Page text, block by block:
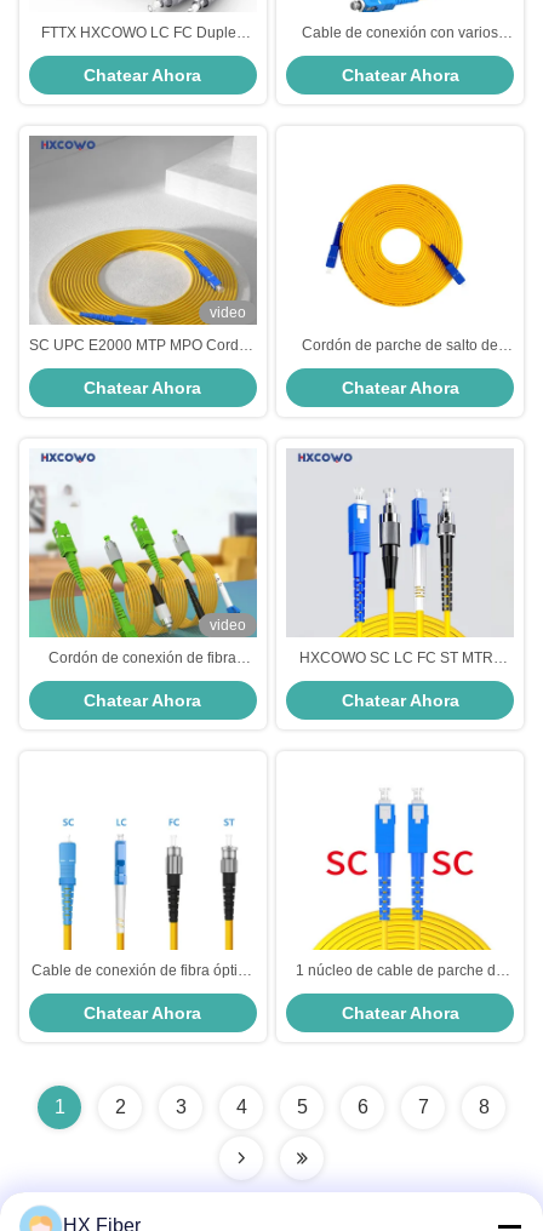
FTTX HXCOWO LC FC Duplex
OM3 OM4 Jumper 50/125um
Cable de parche de fibra óptica
multimodo
Chatear Ahora
Cable de conexión con varios
modos de funcionamiento a dos
caras de la fibra óptica del cable
de puente OM3 de SC/UPC-
Chatear Ahora
video
SC UPC E2000 MTP MPO Cordón
de parche de fibra óptica blindado
para longitud de onda
850nm/1310nm/1550nm
Chatear Ahora
Cordón de parche de salto de
modo único y multi-modo SC-SC
Armadura Cordón de parche de
fibra óptica para FTTH
Chatear Ahora
video
Cordón de conexión de fibra
óptica de 1 núcleo HXCOWO
SC/FC/LC/ST de pequeñas
pérdidas APC/UPC 9/125 SM SX
Chatear Ahora
HXCOWO SC LC FC ST MTRJ
Conectores APC/UPC para
interiores Cordón de parches de
fibra óptica blindada 1
Chatear Ahora
Cable de conexión de fibra óptica
del conector del wifi HXCOWO
SC/FC/LC/ST/MTRJ/MU/DIN UPC
APC de la red
Chatear Ahora
1 núcleo de cable de parche de
fibra óptica SC a SC UPC/APC 2.0
mm/3.0 mm G652D/G657A para el
uso en FTTH
Chatear Ahora
1 2 3 4 5 6 7 8
HX Fiber